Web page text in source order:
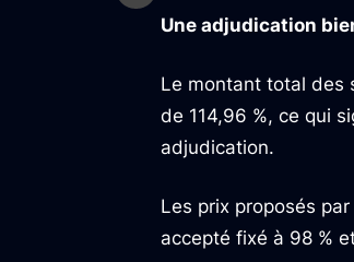
Une adjudication
Le montant total des
de 114,96 %, ce qui
adjudication.
Les prix proposés
accepté fixé à 98 %